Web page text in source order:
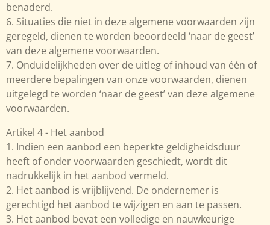
benaderd.
6. Situaties die niet in deze algemene voorwaarden zijn
geregeld, dienen te worden beoordeeld ‘naar de geest’
van deze algemene voorwaarden.
7. Onduidelijkheden over de uitleg of inhoud van één of
meerdere bepalingen van onze voorwaarden, dienen
uitgelegd te worden ‘naar de geest’ van deze algemene
voorwaarden.
Artikel 4 - Het aanbod
1. Indien een aanbod een beperkte geldigheidsduur
heeft of onder voorwaarden geschiedt, wordt dit
nadrukkelijk in het aanbod vermeld.
2. Het aanbod is vrijblijvend. De ondernemer is
gerechtigd het aanbod te wijzigen en aan te passen.
3. Het aanbod bevat een volledige en nauwkeurige